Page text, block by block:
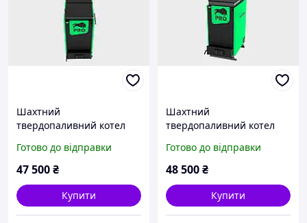
Шахтний
твердопаливний котел
Готово до відправки
47 500₴
Купити
Шахтний
твердопаливний котел
Готово до відправки
48 500₴
Купити